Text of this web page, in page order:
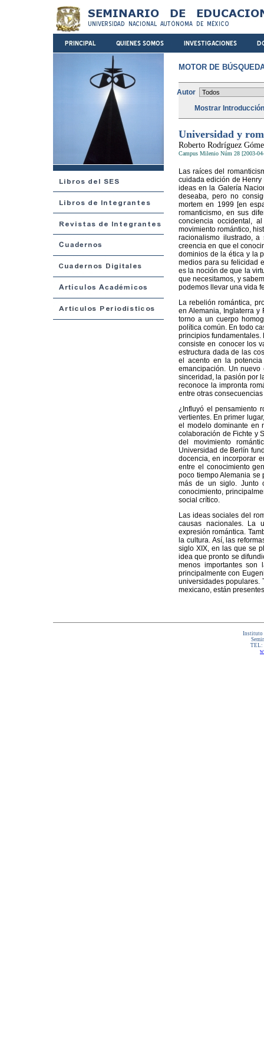
MOTOR DE
Autor
Mostrar
Universidad y
Roberto Rodríguez
Campus Milenio Núm 28 [2003-
Las raíces del
cuidada edición de
ideas en la Galería
deseaba, pero no
mortem en 1999 [en
romanticismo, en sus
conciencia occidental,
movimiento romántico,
racionalismo ilustrado,
creencia en que el
dominios de la ética y la
medios para su felicidad
es la noción de que la
que necesitamos, y
podemos llevar una vida
La rebelión romántica,
en Alemania, Inglaterra y
torno a un cuerpo
política común. En todo
principios fundamentales.
consiste en conocer los
estructura dada de las
el acento en la
emancipación. Un
sinceridad, la pasión por
reconoce la impronta
entre otras
¿Influyó el pensamiento
vertientes. En primer
el modelo dominante en
colaboración de Fichte y
del movimiento
Universidad de Berlín
docencia, en incorporar
entre el conocimiento
poco tiempo Alemania
más de un siglo. Junto
conocimiento,
social crítico.
Las ideas sociales del
causas nacionales. La
expresión romántica.
la cultura. Así, las
siglo XIX, en las que se
idea que pronto se
menos importantes son
principalmente con
universidades populares.
mexicano, están
Instituto
TEL: